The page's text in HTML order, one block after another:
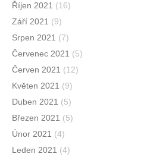
Říjen 2021 (16)
Září 2021 (9)
Srpen 2021 (7)
Červenec 2021 (5)
Červen 2021 (12)
Květen 2021 (9)
Duben 2021 (5)
Březen 2021 (5)
Únor 2021 (4)
Leden 2021 (4)